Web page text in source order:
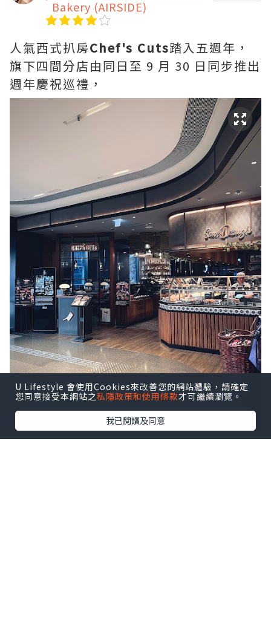
Bakery (AIRSIDE)
人氣西式扒房Chef's Cuts踏入五週年，
旗下四間分店由同日至 9 月 30 日同步推出
週年慶祝巡禮，
U Lifestyle 會使用Cookies來改善您的網站體驗，請確定
您同意接受本網站之私隱政策和使用條款才可繼續瀏覽。
我已閱讀及同意